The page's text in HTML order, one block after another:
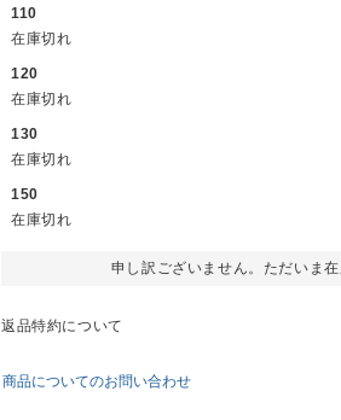
110
在庫切れ
120
在庫切れ
130
在庫切れ
150
在庫切れ
申し訳ございません。ただいま在
返品特約について
商品についてのお問い合わせ